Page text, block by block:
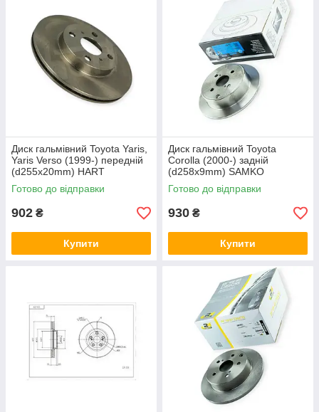
Диск гальмівний Toyota Yaris,
Yaris Verso (1999-) передній
(d255x20mm) HART
Готово до відправки
902 ₴
Купити
Диск гальмівний Toyota
Corolla (2000-) задній
(d258x9mm) SAMKO
Готово до відправки
930 ₴
Купити